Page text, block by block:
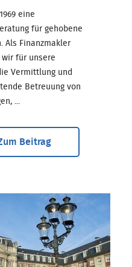
eine
für gehobene
Als Finanzmakler
für unsere
Vermittlung und
Betreuung von
...
Beitrag